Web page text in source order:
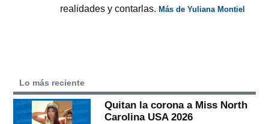
realidades y contarlas.Más de Yuliana Montiel
Lo más reciente
Quitan la corona a Miss North
Carolina USA 2026